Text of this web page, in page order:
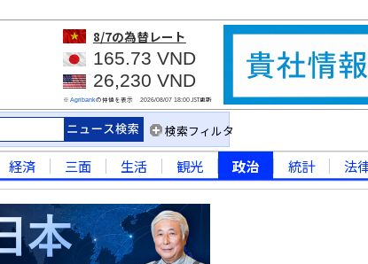
8/7の為替レート
165.73 VND
26,230 VND
※ Agribankの仲値を表示 2026/08/07 18:00JST更新
検索フィルタ
経済 三面 生活 観光 政治 統計 法